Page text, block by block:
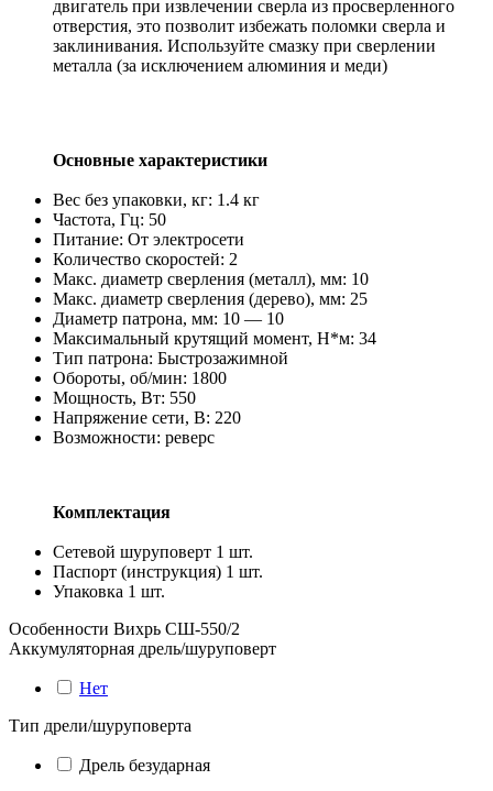
двигатель при извлечении сверла из просверленного
отверстия, это позволит избежать поломки сверла и
заклинивания. Используйте смазку при сверлении
металла (за исключением алюминия и меди)
Основные характеристики
Вес без упаковки, кг: 1.4 кг
Частота, Гц: 50
Питание: От электросети
Количество скоростей: 2
Макс. диаметр сверления (металл), мм: 10
Макс. диаметр сверления (дерево), мм: 25
Диаметр патрона, мм: 10 — 10
Максимальный крутящий момент, Н*м: 34
Тип патрона: Быстрозажимной
Обороты, об/мин: 1800
Мощность, Вт: 550
Напряжение сети, В: 220
Возможности: реверс
Комплектация
Сетевой шуруповерт 1 шт.
Паспорт (инструкция) 1 шт.
Упаковка 1 шт.
Особенности Вихрь СШ-550/2
Аккумуляторная дрель/шуруповерт
Нет
Тип дрели/шуруповерта
Дрель безударная